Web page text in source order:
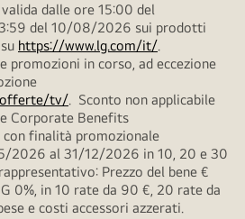
dalle ore 15:00 del
del 10/08/2026 sui prodotti
https://www.lg.com/it/.
promozioni in corso, ad eccezione
offerte/tv/. Sconto non applicabile
Corporate Benefits
finalità promozionale
2026 al 31/12/2026 in 10, 20 e 30
Prezzo del bene €
0%, in 10 rate da 90 €, 20 rate da
e costi accessori azzerati.